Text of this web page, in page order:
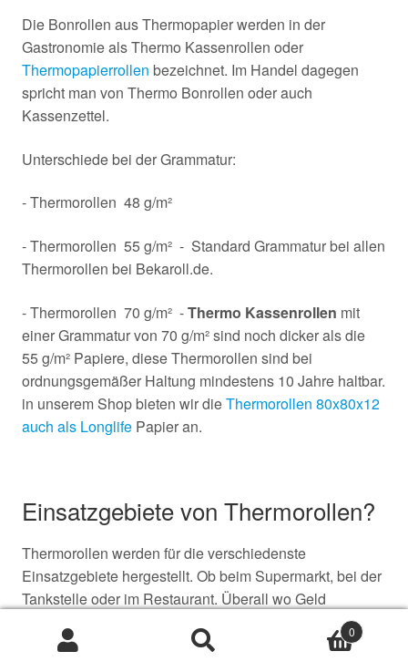
Die Bonrollen aus Thermopapier werden in der
Gastronomie als Thermo Kassenrollen oder
Thermopapierrollen bezeichnet. Im Handel dagegen
spricht man von Thermo Bonrollen oder auch
Kassenzettel.
Unterschiede bei der Grammatur:
- Thermorollen 48 g/m²
- Thermorollen 55 g/m² - Standard Grammatur bei allen
Thermorollen bei Bekaroll.de.
- Thermorollen 70 g/m² -Thermo Kassenrollen mit
einer Grammatur von 70 g/m² sind noch dicker als die
55 g/m² Papiere, diese Thermorollen sind bei
ordnungsgemäßer Haltung mindestens 10 Jahre haltbar.
in unserem Shop bieten wir dieThermorollen 80x80x12
auch als Longlife Papier an.
Einsatzgebiete von Thermorollen?
Thermorollen werden für die verschiedenste
Einsatzgebiete hergestellt. Ob beim Supermarkt, bei der
Tankstelle oder im Restaurant. Überall wo Geld
Thermoschicht zum Einsatz. Abhängig vom
0